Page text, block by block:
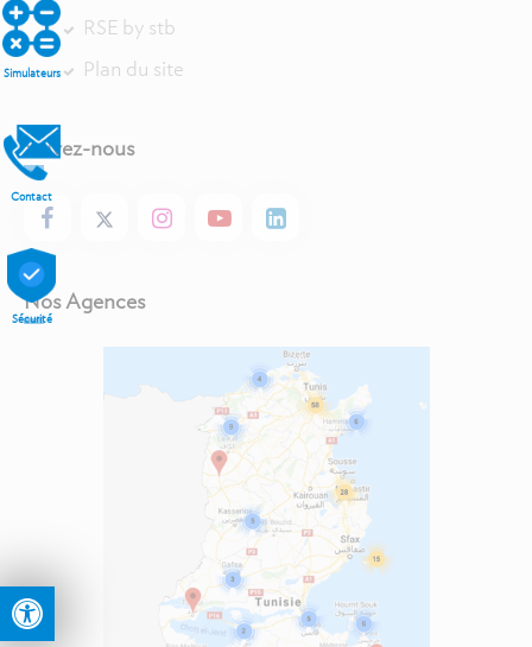
Ouvrir la barre d’outils
RSE by stb
Plan du site
Suivez-nous
Nos Agences
Simulateurs
Contact
Sécurité